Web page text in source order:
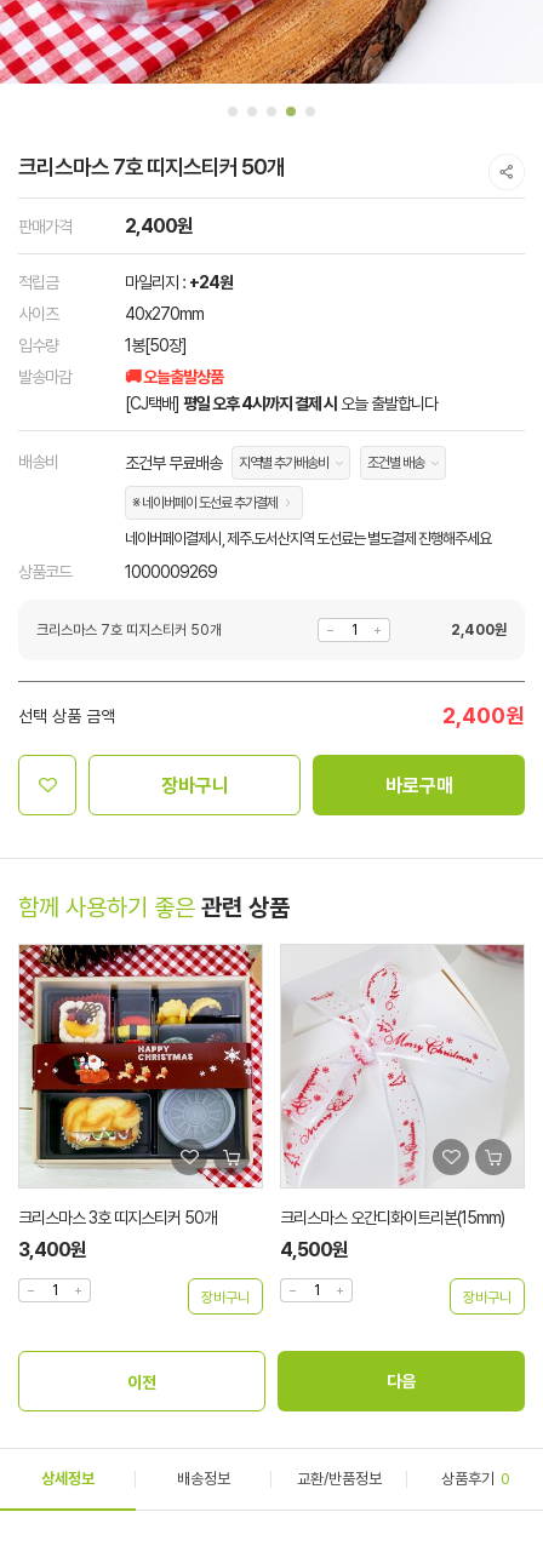
크리스마스 7호 띠지스티커 50개
판매가격 2,400원
적립금 마일리지 : +24원
사이즈
40x270mm
입수량
1봉[50장]
발송마감
🚚 오늘출발상품
[CJ택배] 평일 오후 4시까지 결제 시 오늘 출발합니다
배송비 조건부 무료배송 지역별 추가배송비 조건별 배송
※ 네이버페이 도선료 추가결제
네이버페이결제시, 제주.도서산지역 도선료는 별도결제 진행해주세요
상품코드 1000009269
크리스마스 7호 띠지스티커 50개 2,400원
선택 상품 금액 2,400원
장바구니 바로구매
함께 사용하기 좋은 관련 상품
크리스마스 3호 띠지스티커 50개
3,400원
크리스마스 오간디화이트리본(15mm)
4,500원
상세정보 배송정보 교환/반품정보 상품후기 0